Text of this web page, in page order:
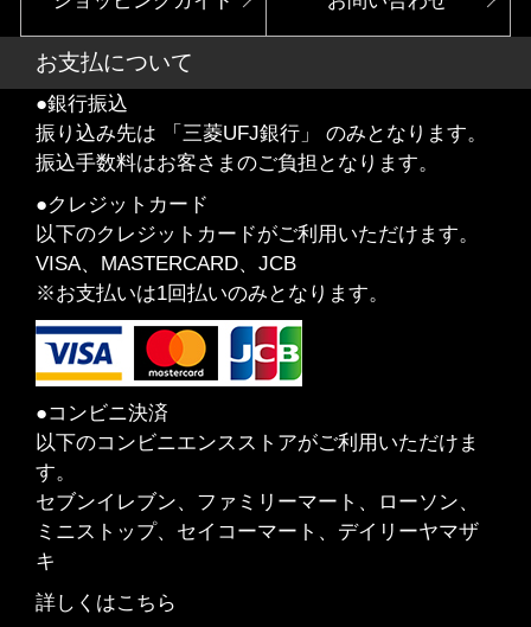
お支払について
●銀行振込
振り込み先は 「三菱UFJ銀行」 のみとなります。
振込手数料はお客さまのご負担となります。
●クレジットカード
以下のクレジットカードがご利用いただけます。
VISA、MASTERCARD、JCB
※お支払いは1回払いのみとなります。
●コンビニ決済
以下のコンビニエンスストアがご利用いただけま
す。
セブンイレブン、ファミリーマート、ローソン、
ミニストップ、セイコーマート、デイリーヤマザ
キ
詳しくはこちら